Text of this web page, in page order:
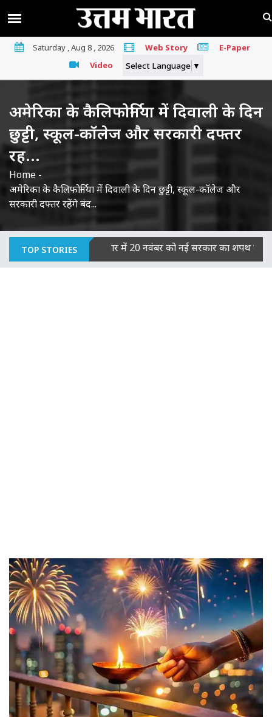
Saturday , Aug 8 , 2026 Web Story
E-Paper
Video
Select Language ▼
अमेरिका के कैलिफोर्निया में दिवाली के दिन
छुट्टी, स्कूल-कॉलेज और सरकारी दफ्तर
रह...
Home -
अमेरिका के कैलिफोर्निया में दिवाली के दिन छुट्टी, स्कूल-कॉलेज और
सरकारी दफ्तर रहेंगे बंद...
TOP STORIES
माना दोषी|बिहार में 20 नवंबर को नई सरकार का शपथ ग्रहण,